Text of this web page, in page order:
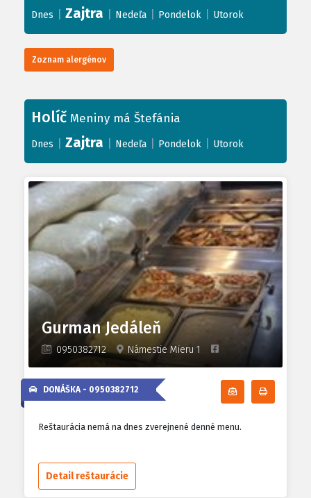
−
Dnes Zajtra Nedeľa Pondelok Utorok
Zoznam alergénov
Holíč Meniny má Štefánia
Dnes Zajtra Nedeľa Pondelok Utorok
Gurman Jedáleň
0950382712 Námestie Mieru 1
Odoberať
DONÁŠKA - 0950382712
Reštaurácia nemá na dnes zverejnené denné menu.
Detail reštaurácie